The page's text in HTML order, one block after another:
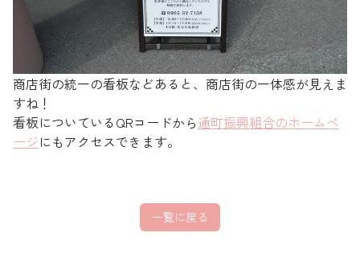
商店街の統一の看板などあると、商店街の一体感が見えま
すね！
看板についているQRコードから通町振興組合のホームペ
ージ にもアクセスできます。
一覧に戻る